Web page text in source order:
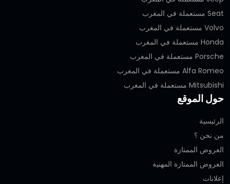
Seat مستعملة في المغرب
Volvo مستعملة في المغرب
Honda مستعملة في المغرب
Porsche مستعملة في المغرب
Alfa Romeo مستعملة في المغرب
Mitsubishi مستعملة في المغرب
حول الموقع
الرئيسية
من نحن ؟
العروض الممتازة
العروض الممتازة المهنية‎
إعلانات